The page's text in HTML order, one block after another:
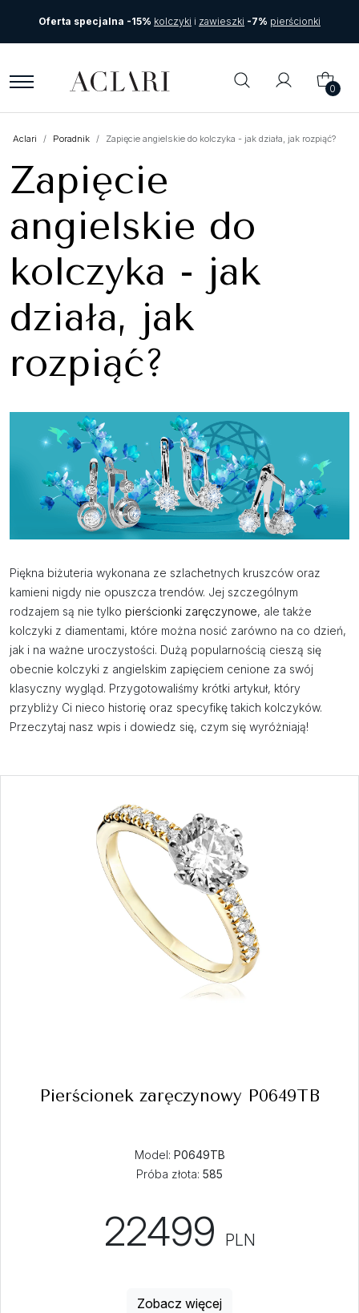
Oferta specjalna -15% kolczyki i zawieszki -7% pierścionki
0
Aclari Poradnik Zapięcie angielskie do kolczyka - jak działa, jak rozpiąć?
Zapięcie
angielskie do
kolczyka - jak
działa, jak
rozpiąć?
Piękna biżuteria wykonana ze szlachetnych kruszców oraz
kamieni nigdy nie opuszcza trendów. Jej szczególnym
rodzajem są nie tylko pierścionki zaręczynowe, ale także
kolczyki z diamentami, które można nosić zarówno na co dzień,
jak i na ważne uroczystości. Dużą popularnością cieszą się
obecnie kolczyki z angielskim zapięciem cenione za swój
klasyczny wygląd. Przygotowaliśmy krótki artykuł, który
przybliży Ci nieco historię oraz specyfikę takich kolczyków.
Przeczytaj nasz wpis i dowiedz się, czym się wyróżniają!
Pierścionek zaręczynowy P0649TB
Model: P0649TB
Próba złota: 585
22499 PLN
Zobacz więcej